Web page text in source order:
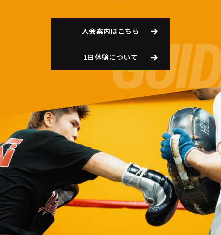
入会案内はこちら
1日体験について